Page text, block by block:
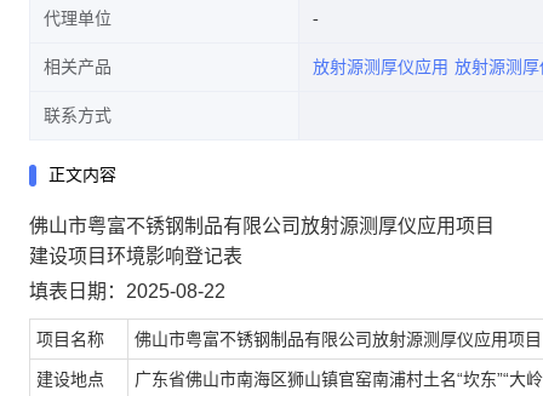
代理单位
相关产品 放射源测厚仪应用 放射源测厚
联系方式
正文内容
佛山市粤富不锈钢制品有限公司放射源测厚仪应用项目
建设项目环境影响登记表
填表日期：2025-08-22
项目名称 佛山市粤富不锈钢制品有限公司放射源测厚仪应用项目
建设地点
广东省佛山市南海区狮山镇官窑南浦村土名“坎东”“大